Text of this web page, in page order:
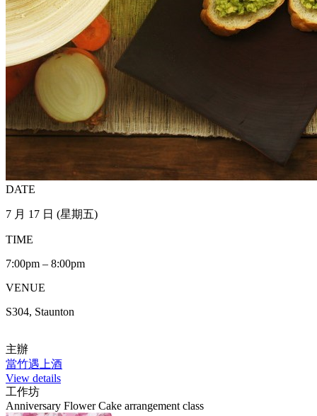
DATE
7 月 17 日 (星期五)
TIME
7:00pm – 8:00pm
VENUE
S304, Staunton
主辦
當竹遇上酒
View details
工作坊
Anniversary Flower Cake arrangement class